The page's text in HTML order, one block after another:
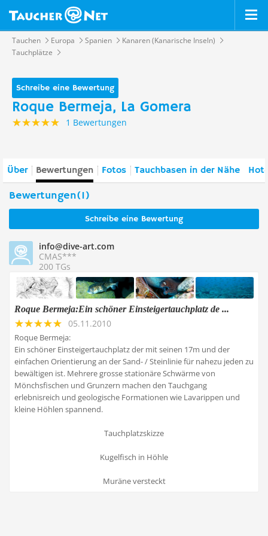
Tauchen Europa Spanien
Kanaren (Kanarische Inseln)
Tauchplätze
Schreibe eine Bewertung
Roque Bermeja, La Gomera
1 Bewertungen
Über Bewertungen Fotos Tauchbasen in der Nähe
Bewertungen(1)
Schreibe eine Bewertung
info@dive-art.com
CMAS***
200 TGs
Roque Bermeja:Ein schöner Einsteigertauchplatz de ...
05.11.2010
Roque Bermeja:
Ein schöner Einsteigertauchplatz der mit seinen 17m und der
einfachen Orientierung an der Sand- / Steinlinie für nahezu jeden zu
bewältigen ist. Mehrere grosse stationäre Schwärme von
Mönchsfischen und Grunzern machen den Tauchgang
erlebnisreich und geologische Formationen wie Lavarippen und
kleine Höhlen spannend.
Tauchplatzskizze
Kugelfisch in Höhle
Muräne versteckt